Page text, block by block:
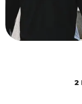
2